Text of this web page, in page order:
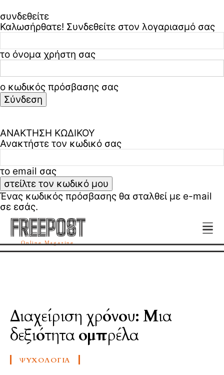
συνδεθείτε
Καλωσήρθατε! Συνδεθείτε στον λογαριασμό σας
το όνομα χρήστη σας
ο κωδικός πρόσβασης σας
ΑΝΑΚΤΗΣΗ ΚΩΔΙΚΟΥ
Ανακτήστε τον κωδικό σας
το email σας
Ένας κωδικός πρόσβασης θα σταλθεί με e-mail
σε εσάς.
FREEPOST
Online Magazine
FREEPOST
Διαχείριση χρόνου: Μια
δεξιότητα ομπρέλα
ΨΥΧΟΛΟΓΊΑ